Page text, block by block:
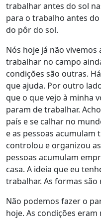
trabalhar antes do sol
para o trabalho antes
do pôr do sol.
Nós hoje já não
trabalhar no campo
condições são outras.
que ajuda. Por outro
que o que vejo à minha
param de trabalhar.
país e se calhar no
e as pessoas acumulam
controlou e organizou
pessoas acumulam
casa. A ideia que eu
trabalhar. As formas
Não podemos fazer o
hoje. As condições